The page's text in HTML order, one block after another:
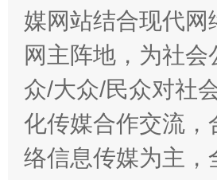
一批国家标准开始实施
媒网站结合现代
网主阵地，为社
众/大众/民众对社
化传媒合作交流
络信息传媒为主